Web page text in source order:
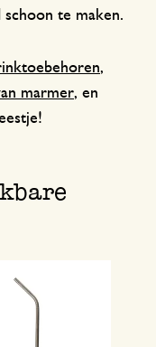
te maken.
,
marmer, en